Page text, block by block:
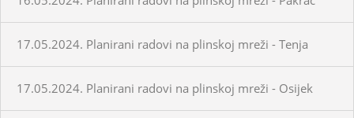
17.05.2024. Planirani radovi na plinskoj mreži - Tenja
17.05.2024. Planirani radovi na plinskoj mreži - Osijek